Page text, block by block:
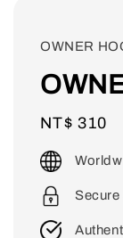
OWNER
Regular
price
NT$ 310
Secure